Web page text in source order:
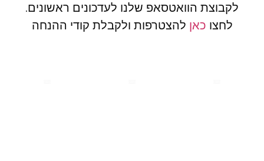
לקבוצת הוואטסאפ שלנו לעדכונים ראשונים.
לחצו כאן להצטרפות ולקבלת קודי ההנחה